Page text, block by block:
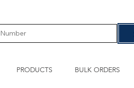
PRODUCTS BULK ORDERS